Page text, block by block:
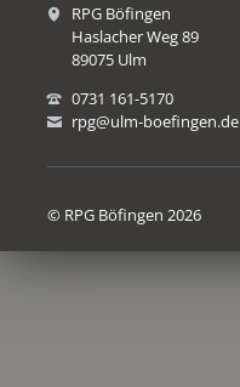
RPG Böfingen
Haslacher Weg 89
89075 Ulm
0731 161-5170
rpg@ulm-boefingen.de
© RPG Böfingen 2026